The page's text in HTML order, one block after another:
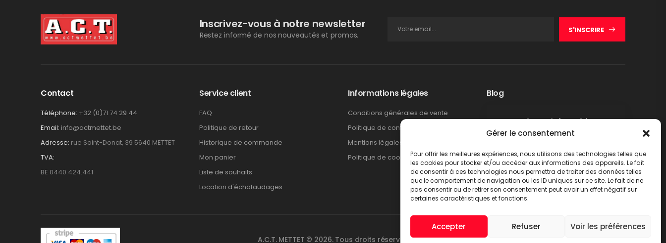
Gérer le consentement
Pour offrir les meilleures expériences, nous utilisons des technologies telles que
les cookies pour stocker et/ou accéder aux informations des appareils. Le fait
de consentir à ces technologies nous permettra de traiter des données telles
que le comportement de navigation ou les ID uniques sur ce site. Le fait de ne
pas consentir ou de retirer son consentement peut avoir un effet négatif sur
certaines caractéristiques et fonctions.
Accepter Refuser Voir les préférences
Inscrivez-vous à notre newsletter
Restez informé de nos nouveautés et promos.
S'INSCRIRE
Contact
Téléphone: +32 (0)71 74 29 44
Email: info@actmettet.be
Adresse: rue Saint-Donat, 39 5640 METTET
TVA:
BE 0440.424.441
Service client
FAQ
Politique de retour
Historique de commande
Mon panier
Liste de souhaits
Location d'échafaudages
Informations légales
Conditions générales de vente
Politique de confidentialité
Mentions légales
Politique de cookies
Blog
Rappel produit Makita –
Pompe à graisse DGP180
LIRE PLUS
A.C.T. METTET © 2026. Tous droits réservés